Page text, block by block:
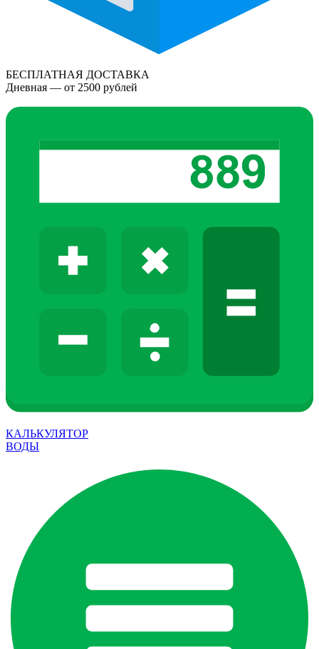
БЕСПЛАТНАЯ ДОСТАВКА
Дневная — от 2500 рублей
КАЛЬКУЛЯТОР
ВОДЫ